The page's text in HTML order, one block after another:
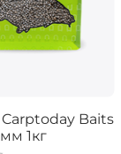
Baits
1кг